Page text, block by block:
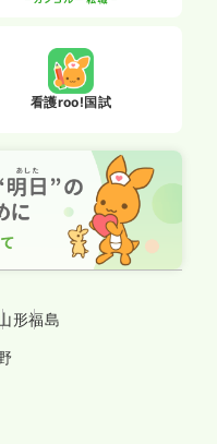
看護roo!国試
形福島